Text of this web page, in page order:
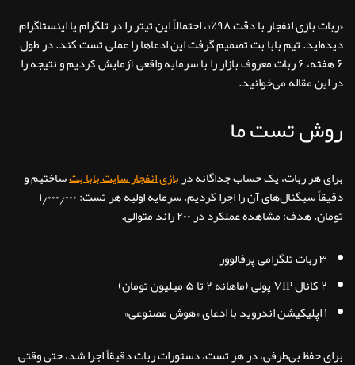
«ربات بازی انفجار با دقت ۹۸٪»، احتمالاً این تیتر را در تلگرام یا اینستاگرام
دیده‌اید. تیمبابا بتتصمیم گرفت این ادعاها را عملی تست کند. در طول
۶ هفته، ۶ ربات معروف بازار را با سرمایه واقعی آزمایش کردیم و نتیجه را
در این مقاله می‌خوانید.
روش تست ما
برای هر ربات، یک حساب جداگانه دربازی انفجار سایت بابا بتساختیم و
دقیقاً سیگنال‌های آن را اجرا کردیم. سرمایه اولیه هر تست: ۱٫۰۰۰٫۰۰۰
تومان. هدف: مشاهده عملکرد در ۲۰۰ راند متوالی.
۳ ربات تلگرامی پرفالوور
۲ کانال VIP پولی (ماهانه ۲ تا ۵ میلیون تومان)
۱ اپلیکیشن اندروید با ادعای «هوش مصنوعی»
برای حفظ بی‌طرفی، در هر تست، دستورات ربات دقیقاً اجرا شد، حتی وقتی